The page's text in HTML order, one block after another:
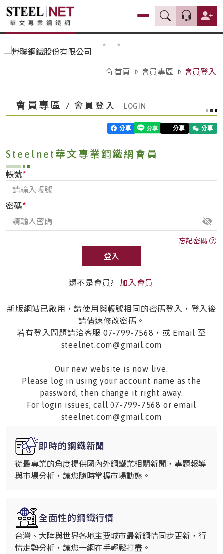
首頁 會員專區 會員登入
會員專區 / 會員登入
分享 分享 分享
Steelnet華文專業鋼鐵網會員
帳號*
密碼*
忘記密碼
登入
還不是會員? 加入會員
新版網站已啟用，請使用與帳號相同的密碼登入，登入後
請儘速修改密碼。
若有登入問題請洽客服 07-799-7568，或 Email 至
steelnet.com@gmail.com
Our new website is now live.
Please log in using your account name as the
password, then change it right away.
For login issues, call 07-799-7568 or email
steelnet.com@gmail.com
即時的鋼鐵新聞
從最專業的角度提供國內外鋼鐵業相關新聞，專題報導
與市場分析，讓您隨時掌握市場動態。
全面性的鋼鐵行情
台灣、大陸與世界各地主要城市最新鋼情同步更新，行
情走勢分析，讓您一網在手輕鬆打盡。